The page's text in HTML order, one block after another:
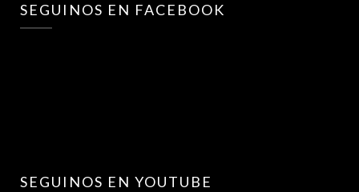
SEGUINOS EN FACEBOOK
SEGUINOS EN YOUTUBE